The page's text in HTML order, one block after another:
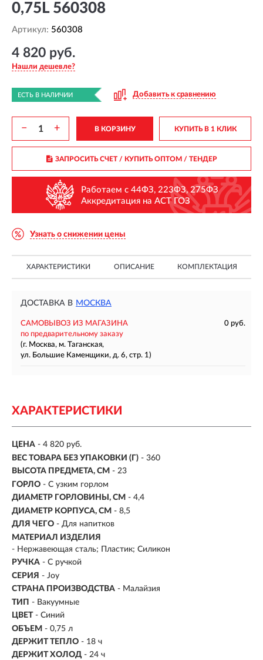
0,75L 560308
Артикул: 560308
4 820 руб.
Нашли дешевле?
ЕСТЬ В НАЛИЧИИ Добавить к сравнению
− + В КОРЗИНУ КУПИТЬ В 1 КЛИК
ЗАПРОСИТЬ СЧЕТ / КУПИТЬ ОПТОМ/ ТЕНДЕР
Работаем с 44ФЗ, 223ФЗ, 275ФЗ
Аккредитация на АСТ ГОЗ
Узнать о снижении цены
ХАРАКТЕРИСТИКИ ОПИСАНИЕ КОМПЛЕКТАЦИЯ
ДОСТАВКА В МОСКВА
САМОВЫВОЗ ИЗ МАГАЗИНА
0 руб.
по предварительному заказу
(г. Москва, м. Таганская,
ул. Большие Каменщики, д. 6, стр. 1)
ХАРАКТЕРИСТИКИ
ЦЕНА - 4 820 руб.
ВЕС ТОВАРА БЕЗ УПАКОВКИ (Г) - 360
ВЫСОТА ПРЕДМЕТА, СМ - 23
ГОРЛО - С узким горлом
ДИАМЕТР ГОРЛОВИНЫ, СМ - 4,4
ДИАМЕТР КОРПУСА, СМ - 8,5
ДЛЯ ЧЕГО - Для напитков
МАТЕРИАЛ ИЗДЕЛИЯ
- Нержавеющая сталь; Пластик; Силикон
РУЧКА - С ручкой
СЕРИЯ - Joy
СТРАНА ПРОИЗВОДСТВА - Малайзия
ТИП - Вакуумные
ЦВЕТ - Синий
ОБЪЕМ - 0,75 л
ДЕРЖИТ ТЕПЛО - 18 ч
ДЕРЖИТ ХОЛОД - 24 ч